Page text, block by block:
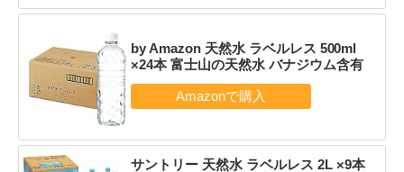
by Amazon 天然水 ラベルレス 500ml
×24本 富士山の天然水 バナジウム含有
サントリー 天然水 ラベルレス 2L ×9本